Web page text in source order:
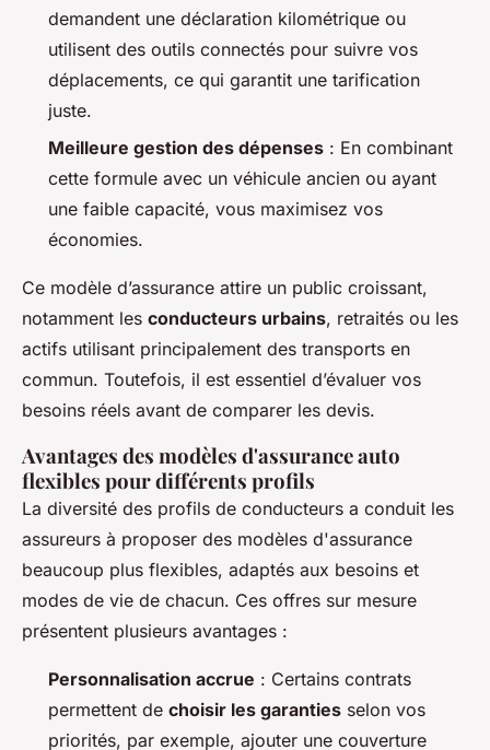
demandent une déclaration kilométrique ou
utilisent des outils connectés pour suivre vos
déplacements, ce qui garantit une tarification
juste.
Meilleure gestion des dépenses : En combinant
cette formule avec un véhicule ancien ou ayant
une faible capacité, vous maximisez vos
économies.
Ce modèle d’assurance attire un public croissant,
notamment les conducteurs urbains, retraités ou les
actifs utilisant principalement des transports en
commun. Toutefois, il est essentiel d’évaluer vos
besoins réels avant de comparer les devis.
Avantages des modèles d'assurance auto
flexibles pour différents profils
La diversité des profils de conducteurs a conduit les
assureurs à proposer des modèles d'assurance
beaucoup plus flexibles, adaptés aux besoins et
modes de vie de chacun. Ces offres sur mesure
présentent plusieurs avantages :
Personnalisation accrue : Certains contrats
permettent de choisir les garanties selon vos
priorités, par exemple, ajouter une couverture